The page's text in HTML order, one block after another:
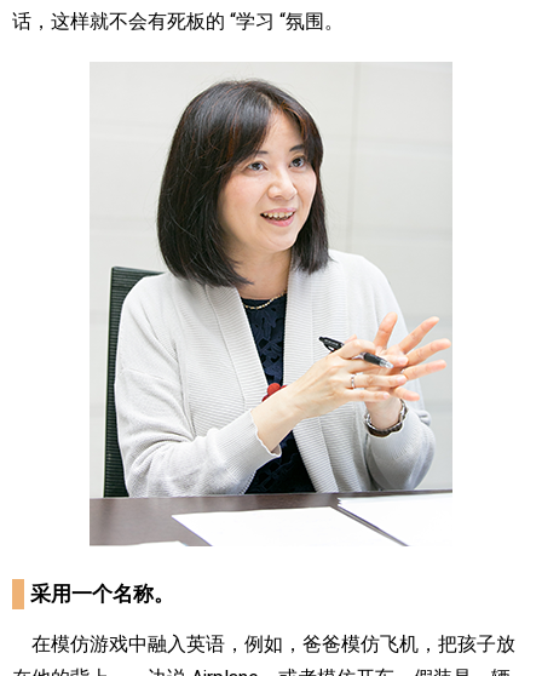
话，这样就不会有死板的 “学习 “氛围。
采用一个名称。
在模仿游戏中融入英语，例如，爸爸模仿飞机，把孩子放